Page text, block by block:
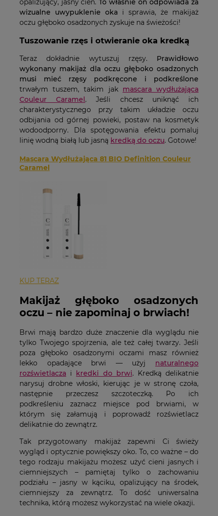
opalizujący, jasny cień.To właśnie on odpowiada za
wizualne uwypuklenie oka i sprawia, że makijaż
oczu głęboko osadzonych zyskuje na świeżości!
Tuszowanie rzęs i otwieranie oka kredką
Teraz dokładnie wytuszuj rzęsy. Prawidłowo
wykonany makijaż dla oczu głęboko osadzonych
musi mieć rzęsy podkręcone i podkreślone
trwałym tuszem, takim jak mascara wydłużająca
Couleur Caramel. Jeśli chcesz uniknąć ich
charakterystycznego przy takim układzie oczu
odbijania od górnej powieki, postaw na kosmetyk
wodoodporny. Dla spotęgowania efektu pomaluj
linię wodną białą lub jasną kredką do oczu. Gotowe!
Mascara Wydłużająca 81 BIO Definition Couleur
Caramel
KUP TERAZ
Makijaż głęboko osadzonych
oczu – nie zapominaj o brwiach!
Brwi mają bardzo duże znaczenie dla wyglądu nie
tylko Twojego spojrzenia, ale też całej twarzy. Jeśli
poza głęboko osadzonymi oczami masz również
lekko opadające brwi — użyj naturalnego
rozświetlacza i kredki do brwi. Kredką delikatnie
narysuj drobne włoski, kierując je w stronę czoła,
następnie przeczesz szczoteczką. Po ich
podkreśleniu zaznacz miejsce pod brwiami, w
którym się załamują i poprowadź rozświetlacz
delikatnie do zewnątrz.
Tak przygotowany makijaż zapewni Ci świeży
wygląd i optycznie powiększy oko. To, co ważne – do
tego rodzaju makijażu możesz użyć cieni jasnych i
ciemniejszych – pamiętaj tylko o zachowaniu
podziału – jasny w kąciku, opalizujący na środek,
ciemniejszy za zewnątrz. To dość uniwersalna
technika, którą możesz wykorzystać na wiele okazji.